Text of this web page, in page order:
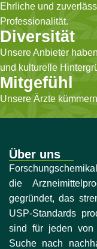
Ehrliche und
Professionalität.
Diversität
Unsere Anbieter
und kulturelle
Mitgefühl
Unsere Ärzte
Über uns
die
gegründet, das
USP-Standards
sind für jeden von
Suche nach